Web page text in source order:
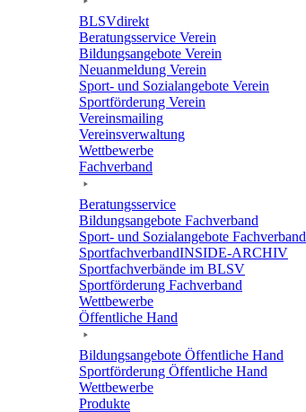
BLSVdi­rekt
Bera­tungs­ser­vice Verein
Bildungs­an­ge­bote Verein
Neuan­mel­dung Verein
Sport- und Sozi­al­an­ge­bote Verein
Sport­för­de­rung Verein
Vereins­mai­ling
Vereins­ver­wal­tung
Wett­be­werbe
Fach­ver­band
Bera­tungs­ser­vice
Bildungs­an­ge­bote Fachverband
Sport- und Sozi­al­an­ge­bote Fachverband
Sport­fach­ver­ban­d­IN­SIDE-ARCHIV
Sport­fach­ver­bände im BLSV
Sport­för­de­rung Fachverband
Wett­be­werbe
Öffent­li­che Hand
Bildungs­an­ge­bote Öffent­li­che Hand
Sport­för­de­rung Öffent­li­che Hand
Wett­be­werbe
Produkte